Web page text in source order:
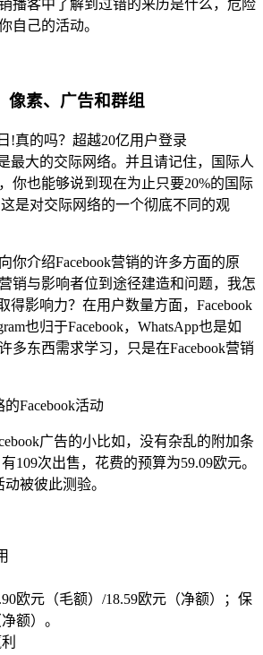
播客中了解到过错的来历是什么，危险
自己的活动。
像素、广告和群组
!真的吗？超越20亿用户登录
最大的交际网络。并且请记住，国际人
你也能够说到现在为止只要20%的国际
这是对交际网络的一个彻底不同的观
你介绍Facebook营销的许多方面的原
销与影响者位到途径建造和问题，我怎
得影响力？在用户数量方面，Facebook
也归于Facebook，WhatsApp也是如
多东西需求学习，只是在Facebook营销
Facebook活动
广告的小比如，没有杂乱的附加条
109次出售，花费的预算为59.09欧元。
被彼此测验。
欧元（毛额）/18.59欧元（净额）；保
额）。